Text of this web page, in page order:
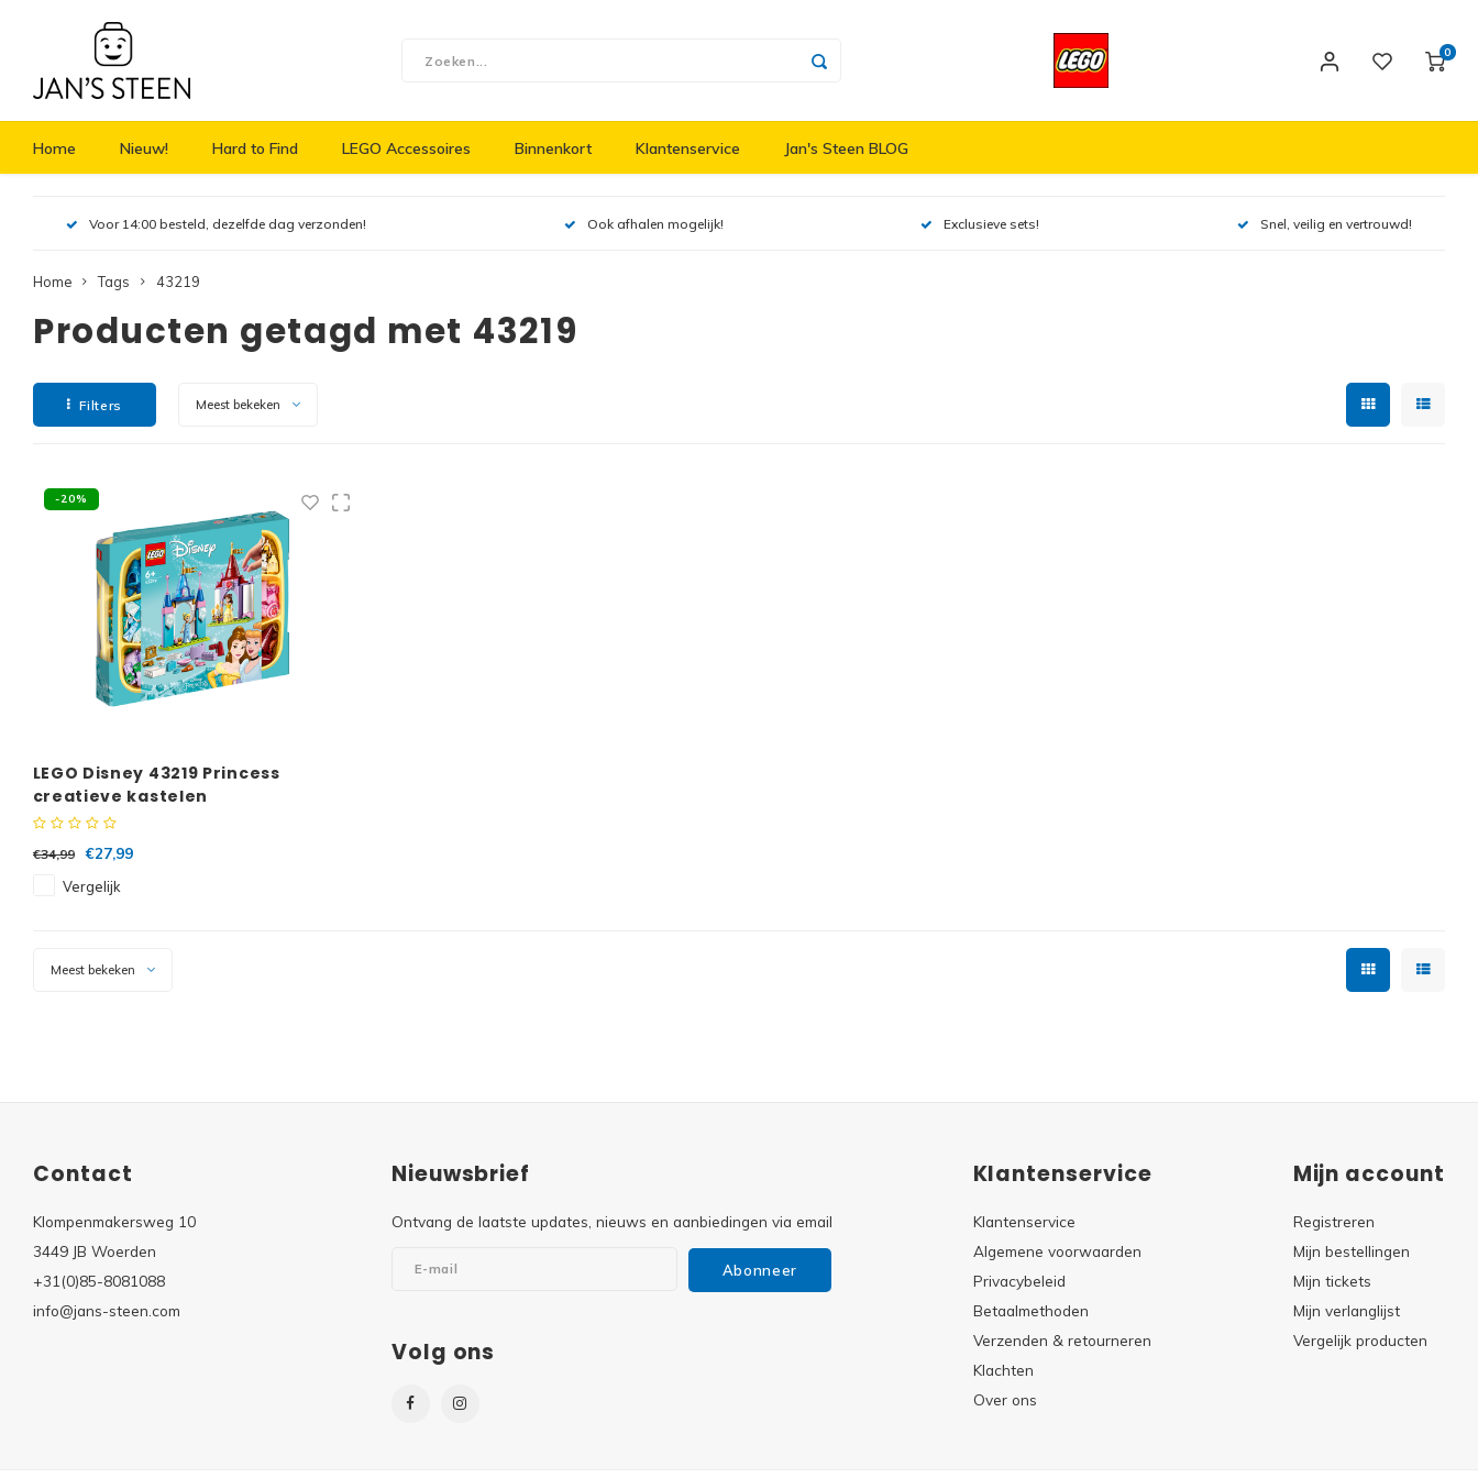
0
Home Nieuw! Hard to Find LEGO Accessoires Binnenkort Klantenservice Jan's Steen BLOG
Voor 14:00 besteld, dezelfde dag verzonden! Ook afhalen mogelijk! Exclusieve sets! Snel, veilig en vertrouwd!
Home Tags 43219
Producten getagd met 43219
Filters Meest bekeken
-20%
LEGO Disney 43219 Princess
creatieve kastelen
€34,99
€27,99
Vergelijk
Meest bekeken
Contact
Klompenmakersweg 10
3449 JB Woerden
+31(0)85-8081088
info@jans-steen.com
Nieuwsbrief
Ontvang de laatste updates, nieuws en aanbiedingen via email
Abonneer
Volg ons
Klantenservice
Klantenservice
Algemene voorwaarden
Privacybeleid
Betaalmethoden
Verzenden & retourneren
Klachten
Over ons
Mijn account
Registreren
Mijn bestellingen
Mijn tickets
Mijn verlanglijst
Vergelijk producten